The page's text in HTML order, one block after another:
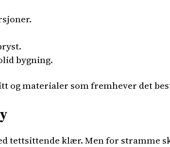
bygning.
og materialer som fremhever det
tettsittende klær. Men for stramme